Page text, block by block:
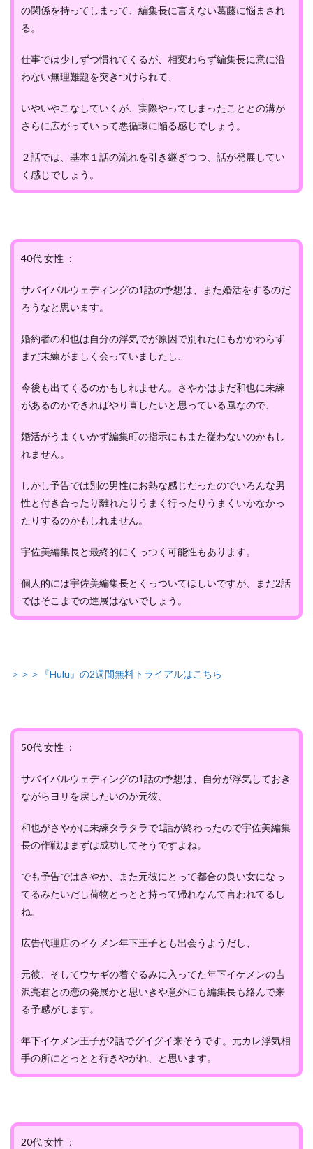
の関係を持ってしまって、編集長に言えない葛藤に悩まされ
る。
仕事では少しずつ慣れてくるが、相変わらず編集長に意に沿
わない無理難題を突きつけられて、
いやいやこなしていくが、実際やってしまったこととの溝が
さらに広がっていって悪循環に陥る感じでしょう。
２話では、基本１話の流れを引き継ぎつつ、話が発展してい
く感じでしょう。
40代 女性 ：
サバイバルウェディングの1話の予想は、また婚活をするのだ
ろうなと思います。
婚約者の和也は自分の浮気でが原因で別れたにもかかわらず
まだ未練がましく会っていましたし、
今後も出てくるのかもしれません。さやかはまだ和也に未練
があるのかできればやり直したいと思っている風なので、
婚活がうまくいかず編集町の指示にもまた従わないのかもし
れません。
しかし予告では別の男性にお熱な感じだったのでいろんな男
性と付き合ったり離れたりうまく行ったりうまくいかなかっ
たりするのかもしれません。
宇佐美編集長と最終的にくっつく可能性もあります。
個人的には宇佐美編集長とくっついてほしいですが、まだ2話
ではそこまでの進展はないでしょう。
＞＞＞『Hulu』の2週間無料トライアルはこちら
50代 女性 ：
サバイバルウェディングの1話の予想は、自分が浮気しておき
ながらヨリを戻したいのか元彼、
和也がさやかに未練タラタラで1話が終わったので宇佐美編集
長の作戦はまずは成功してそうですよね。
でも予告ではさやか、また元彼にとって都合の良い女になっ
てるみたいだし荷物とっとと持って帰れなんて言われてるし
ね。
広告代理店のイケメン年下王子とも出会うようだし、
元彼、そしてウサギの着ぐるみに入ってた年下イケメンの吉
沢亮君との恋の発展かと思いきや意外にも編集長も絡んで来
る予感がします。
年下イケメン王子が2話でグイグイ来そうです。元カレ浮気相
手の所にとっとと行きやがれ、と思います。
20代 女性 ：